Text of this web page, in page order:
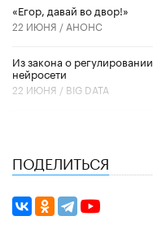
«Егор, давай во двор!»
22 ИЮНЯ / АНОНС
Из закона о
нейросети
22 ИЮНЯ / BIG DATA
ПОДЕЛИТЬСЯ